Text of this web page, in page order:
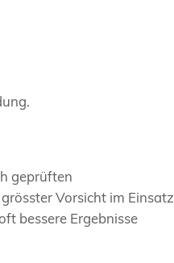
geprüften
Vorsicht im Einsatz
bessere Ergebnisse